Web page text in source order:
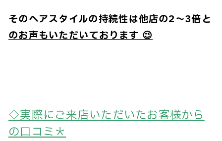
そのヘアスタイルの持続性は他店の2～3倍と
のお声もいただいております 😉
◇実際にご来店いただいたお客様から
の口コミ＊